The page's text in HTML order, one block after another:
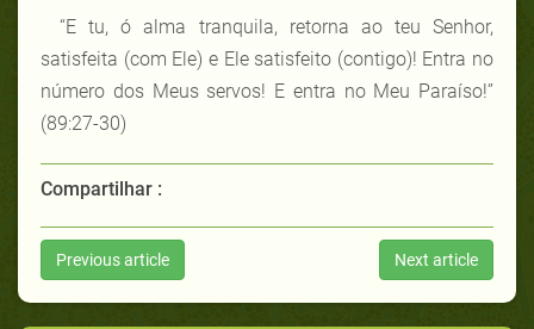
“E tu, ó alma tranquila, retorna ao teu Senhor,
satisfeita (com Ele) e Ele satisfeito (contigo)! Entra no
número dos Meus servos! E entra no Meu Paraíso!”
(89:27-30)
Compartilhar :
Previous article Next article